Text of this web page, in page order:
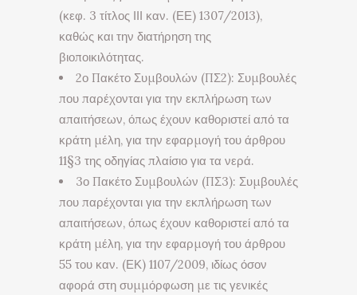
(κεφ. 3 τίτλος ΙΙΙ καν. (ΕΕ) 1307/2013),
καθώς και την διατήρηση της
βιοποικιλότητας.
2ο Πακέτο Συμβουλών (ΠΣ2): Συμβουλές
που παρέχονται για την εκπλήρωση των
απαιτήσεων, όπως έχουν καθοριστεί από τα
κράτη μέλη, για την εφαρμογή του άρθρου
11§3 της οδηγίας πλαίσιο για τα νερά.
3ο Πακέτο Συμβουλών (ΠΣ3): Συμβουλές
που παρέχονται για την εκπλήρωση των
απαιτήσεων, όπως έχουν καθοριστεί από τα
κράτη μέλη, για την εφαρμογή του άρθρου
55 του καν. (ΕΚ) 1107/2009, ιδίως όσον
αφορά στη συμμόρφωση με τις γενικές